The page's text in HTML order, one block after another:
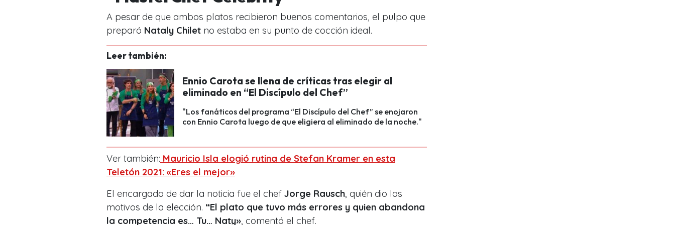
A pesar de que ambos platos recibieron buenos comentarios, el pulpo que
preparó Nataly Chilet no estaba en su punto de cocción ideal.
Leer también:
Ennio Carota se llena de críticas tras elegir al
eliminado en “El Discípulo del Chef”
"Los fanáticos del programa “El Discípulo del Chef” se enojaron
con Ennio Carota luego de que eligiera al eliminado de la noche."
Ver también: Mauricio Isla elogió rutina de Stefan Kramer en esta
Teletón 2021: «Eres el mejor»
El encargado de dar la noticia fue el chef Jorge Rausch, quién dio los
motivos de la elección. “El plato que tuvo más errores y quien abandona
la competencia es… Tu… Naty», comentó el chef.